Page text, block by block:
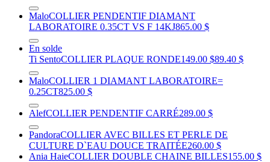
MaloCOLLIER PENDENTIF DIAMANT
LABORATOIRE 0.35CT VS F 14KJ865.00 $
En solde
Ti SentoCOLLIER PLAQUE RONDE149.00 $89.40 $
MaloCOLLIER 1 DIAMANT LABORATOIRE=
0.25CT825.00 $
AlefCOLLIER PENDENTIF CARRÉ289.00 $
PandoraCOLLIER AVEC BILLES ET PERLE DE
CULTURE D`EAU DOUCE TRAITÉE260.00 $
Ania HaieCOLLIER DOUBLE CHAINE BILLES155.00 $